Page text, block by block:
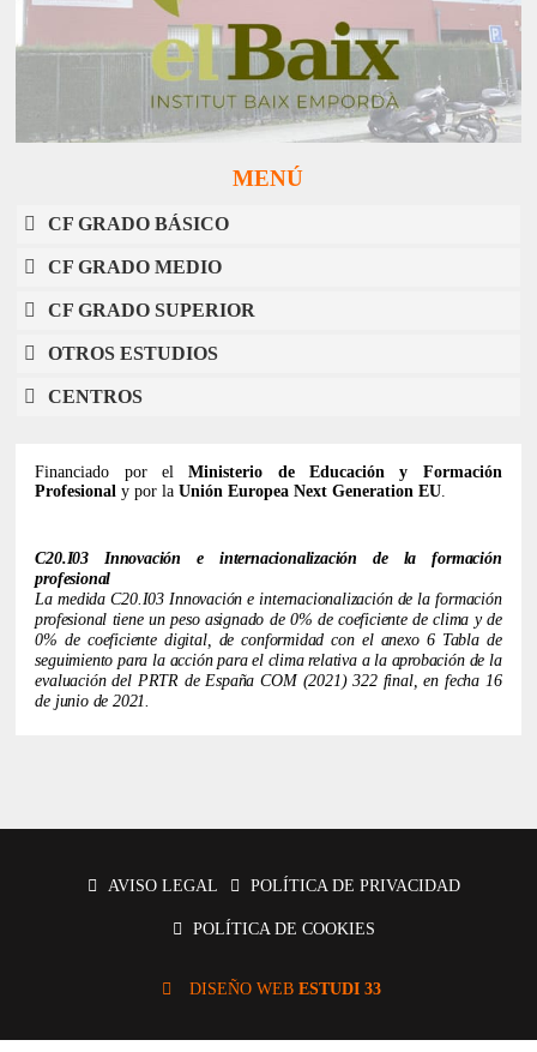
MENÚ
CF GRADO BÁSICO
CF GRADO MEDIO
CF GRADO SUPERIOR
OTROS ESTUDIOS
CENTROS
Financiado por elMinisterio de Educación y Formación
Profesional y por laUnión Europea Next Generation EU
C20.I03 Innovación e internacionalización de la formación
profesional
La medida C20.I03 Innovación e internacionalización de la formación
profesional tiene un peso asignado de 0% de coeficiente de clima y de
0% de coeficiente digital, de conformidad con el anexo 6 ​​Tabla de
seguimiento para la acción para el clima relativa a la aprobación de la
evaluación del PRTR de España COM (2021) 322 final, en fecha 16
de junio de 2021.
AVISO LEGAL POLÍTICA DE PRIVACIDAD
POLÍTICA DE COOKIES
DISEÑO WEB ESTUDI 33